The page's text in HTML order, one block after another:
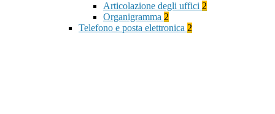
Articolazione degli uffici 2
Organigramma 2
Telefono e posta elettronica 2